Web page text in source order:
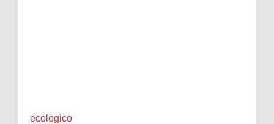
ecologico